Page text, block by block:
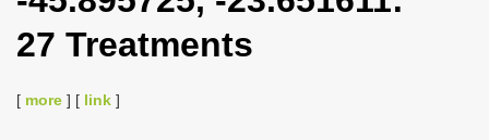
g
l
27 Treatments
[ more ] [ link ]